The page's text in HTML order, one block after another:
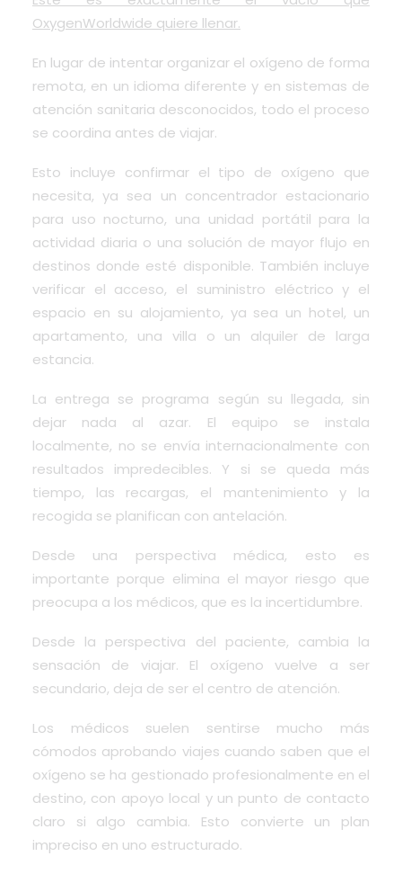
OxygenWorldwide quiere llenar.
En lugar de intentar organizar el oxígeno de forma
remota, en un idioma diferente y en sistemas de
atención sanitaria desconocidos, todo el proceso
se coordina antes de viajar.
Esto incluye confirmar el tipo de oxígeno que
necesita, ya sea un concentrador estacionario
para uso nocturno, una unidad portátil para la
actividad diaria o una solución de mayor flujo en
destinos donde esté disponible. También incluye
verificar el acceso, el suministro eléctrico y el
espacio en su alojamiento, ya sea un hotel, un
apartamento, una villa o un alquiler de larga
estancia.
La entrega se programa según su llegada, sin
dejar nada al azar. El equipo se instala
localmente, no se envía internacionalmente con
resultados impredecibles. Y si se queda más
tiempo, las recargas, el mantenimiento y la
recogida se planifican con antelación.
Desde una perspectiva médica, esto es
importante porque elimina el mayor riesgo que
preocupa a los médicos, que es la incertidumbre.
Desde la perspectiva del paciente, cambia la
sensación de viajar. El oxígeno vuelve a ser
secundario, deja de ser el centro de atención.
Los médicos suelen sentirse mucho más
cómodos aprobando viajes cuando saben que el
oxígeno se ha gestionado profesionalmente en el
destino, con apoyo local y un punto de contacto
claro si algo cambia. Esto convierte un plan
impreciso en uno estructurado.